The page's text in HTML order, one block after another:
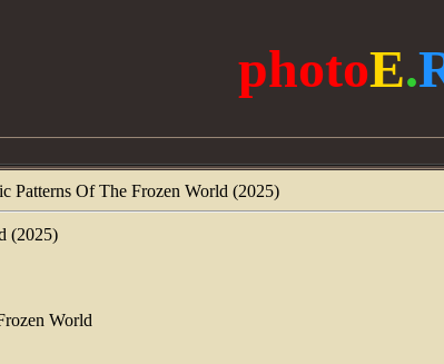
photoE.
Patterns Of The Frozen World (2025)
(2025)
World